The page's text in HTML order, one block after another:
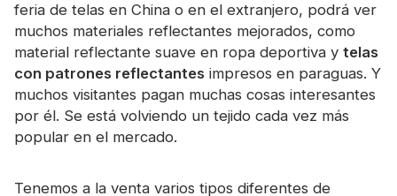
Material que brilla en la oscuridad.
Revestimiento de lavado industrial
Acerca de CHINASTARS
Nuevo producto
feria de telas en China o en el extranjero, podrá ver
muchos materiales reflectantes mejorados, como
material reflectante suave en ropa deportiva y telas
con patrones reflectantes impresos en paraguas. Y
muchos visitantes pagan muchas cosas interesantes
por él. Se está volviendo un tejido cada vez más
popular en el mercado.
Tenemos a la venta varios tipos diferentes de